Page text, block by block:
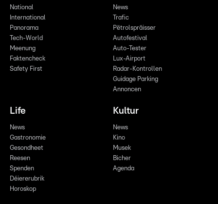
National
International
Panorama
Tech-World
Meenung
Faktencheck
Safety First
News
Trafic
Pëtrolspräisser
Autofestival
Auto-Tester
Lux-Airport
Radar-Kontrollen
Guidage Parking
Annoncen
Life
News
Gastronomie
Gesondheet
Reesen
Spenden
Déiererubrik
Horoskop
Kultur
News
Kino
Musek
Bicher
Agenda